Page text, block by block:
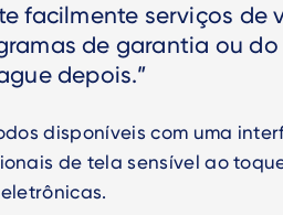
facilmente serviços de
de garantia ou
depois.”
disponíveis com uma
de tela sensível ao